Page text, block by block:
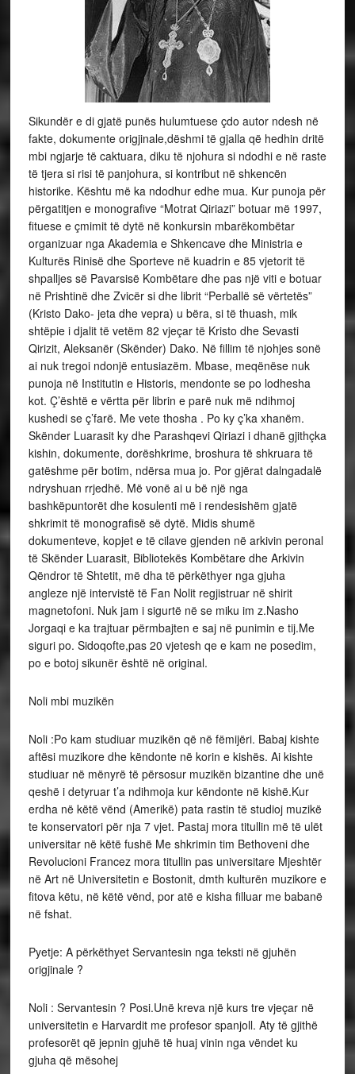
Sikundër e di gjatë punës hulumtuese çdo autor ndesh në
fakte, dokumente origjinale,dëshmi të gjalla që hedhin dritë
mbi ngjarje të caktuara, diku të njohura si ndodhi e në raste
të tjera si risi të panjohura, si kontribut në shkencën
historike. Kështu më ka ndodhur edhe mua. Kur punoja për
përgatitjen e monografive “Motrat Qiriazi” botuar më 1997,
fituese e çmimit të dytë në konkursin mbarëkombëtar
organizuar nga Akademia e Shkencave dhe Ministria e
Kulturës Rinisë dhe Sporteve në kuadrin e 85 vjetorit të
shpalljes së Pavarsisë Kombëtare dhe pas një viti e botuar
në Prishtinë dhe Zvicër si dhe librit “Perballë së vërtetës”
(Kristo Dako- jeta dhe vepra) u bëra, si të thuash, mik
shtëpie i djalit të vetëm 82 vjeçar të Kristo dhe Sevasti
Qirizit, Aleksanër (Skënder) Dako. Në fillim të njohjes sonë
ai nuk tregoi ndonjë entusiazëm. Mbase, meqënëse nuk
punoja në Institutin e Historis, mendonte se po lodhesha
kot. Ç’është e vërtta për librin e parë nuk më ndihmoj
kushedi se ç’farë. Me vete thosha . Po ky ç’ka xhanëm.
Skënder Luarasit ky dhe Parashqevi Qiriazi i dhanë gjithçka
kishin, dokumente, dorëshkrime, broshura të shkruara të
gatëshme për botim, ndërsa mua jo. Por gjërat dalngadalë
ndryshuan rrjedhë. Më vonë ai u bë një nga
bashkëpuntorët dhe kosulenti më i rendesishëm gjatë
shkrimit të monografisë së dytë. Midis shumë
dokumenteve, kopjet e të cilave gjenden në arkivin peronal
të Skënder Luarasit, Bibliotekës Kombëtare dhe Arkivin
Qëndror të Shtetit, më dha të përkëthyer nga gjuha
angleze një intervistë të Fan Nolit regjistruar në shirit
magnetofoni. Nuk jam i sigurtë në se miku im z.Nasho
Jorgaqi e ka trajtuar përmbajten e saj në punimin e tij.Me
siguri po. Sidoqofte,pas 20 vjetesh qe e kam ne posedim,
po e botoj sikunër është në original.
Noli mbi muzikën
Noli :Po kam studiuar muzikën që në fëmijëri. Babaj kishte
aftësi muzikore dhe këndonte në korin e kishës. Ai kishte
studiuar në mënyrë të përsosur muzikën bizantine dhe unë
qeshë i detyruar t’a ndihmoja kur këndonte në kishë.Kur
erdha në këtë vënd (Amerikë) pata rastin të studioj muzikë
te konservatori për nja 7 vjet. Pastaj mora titullin më të ulët
universitar në këtë fushë Me shkrimin tim Bethoveni dhe
Revolucioni Francez mora titullin pas universitare Mjeshtër
në Art në Universitetin e Bostonit, dmth kulturën muzikore e
fitova këtu, në këtë vënd, por atë e kisha filluar me babanë
në fshat.
Pyetje: A përkëthyet Servantesin nga teksti në gjuhën
origjinale ?
Noli : Servantesin ? Posi.Unë kreva një kurs tre vjeçar në
universitetin e Harvardit me profesor spanjoll. Aty të gjithë
profesorët që jepnin gjuhë të huaj vinin nga vëndet ku
gjuha që mësohej